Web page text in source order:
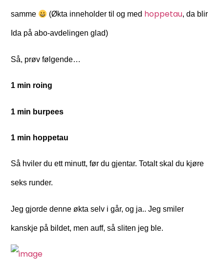
samme (Økta inneholder til og med hoppetau, da blir
Ida på abo-avdelingen glad)
Så, prøv følgende…
1 min roing
1 min burpees
1 min hoppetau
Så hviler du ett minutt, før du gjentar. Totalt skal du kjøre
seks runder.
Jeg gjorde denne økta selv i går, og ja.. Jeg smiler
kanskje på bildet, men auff, så sliten jeg ble.